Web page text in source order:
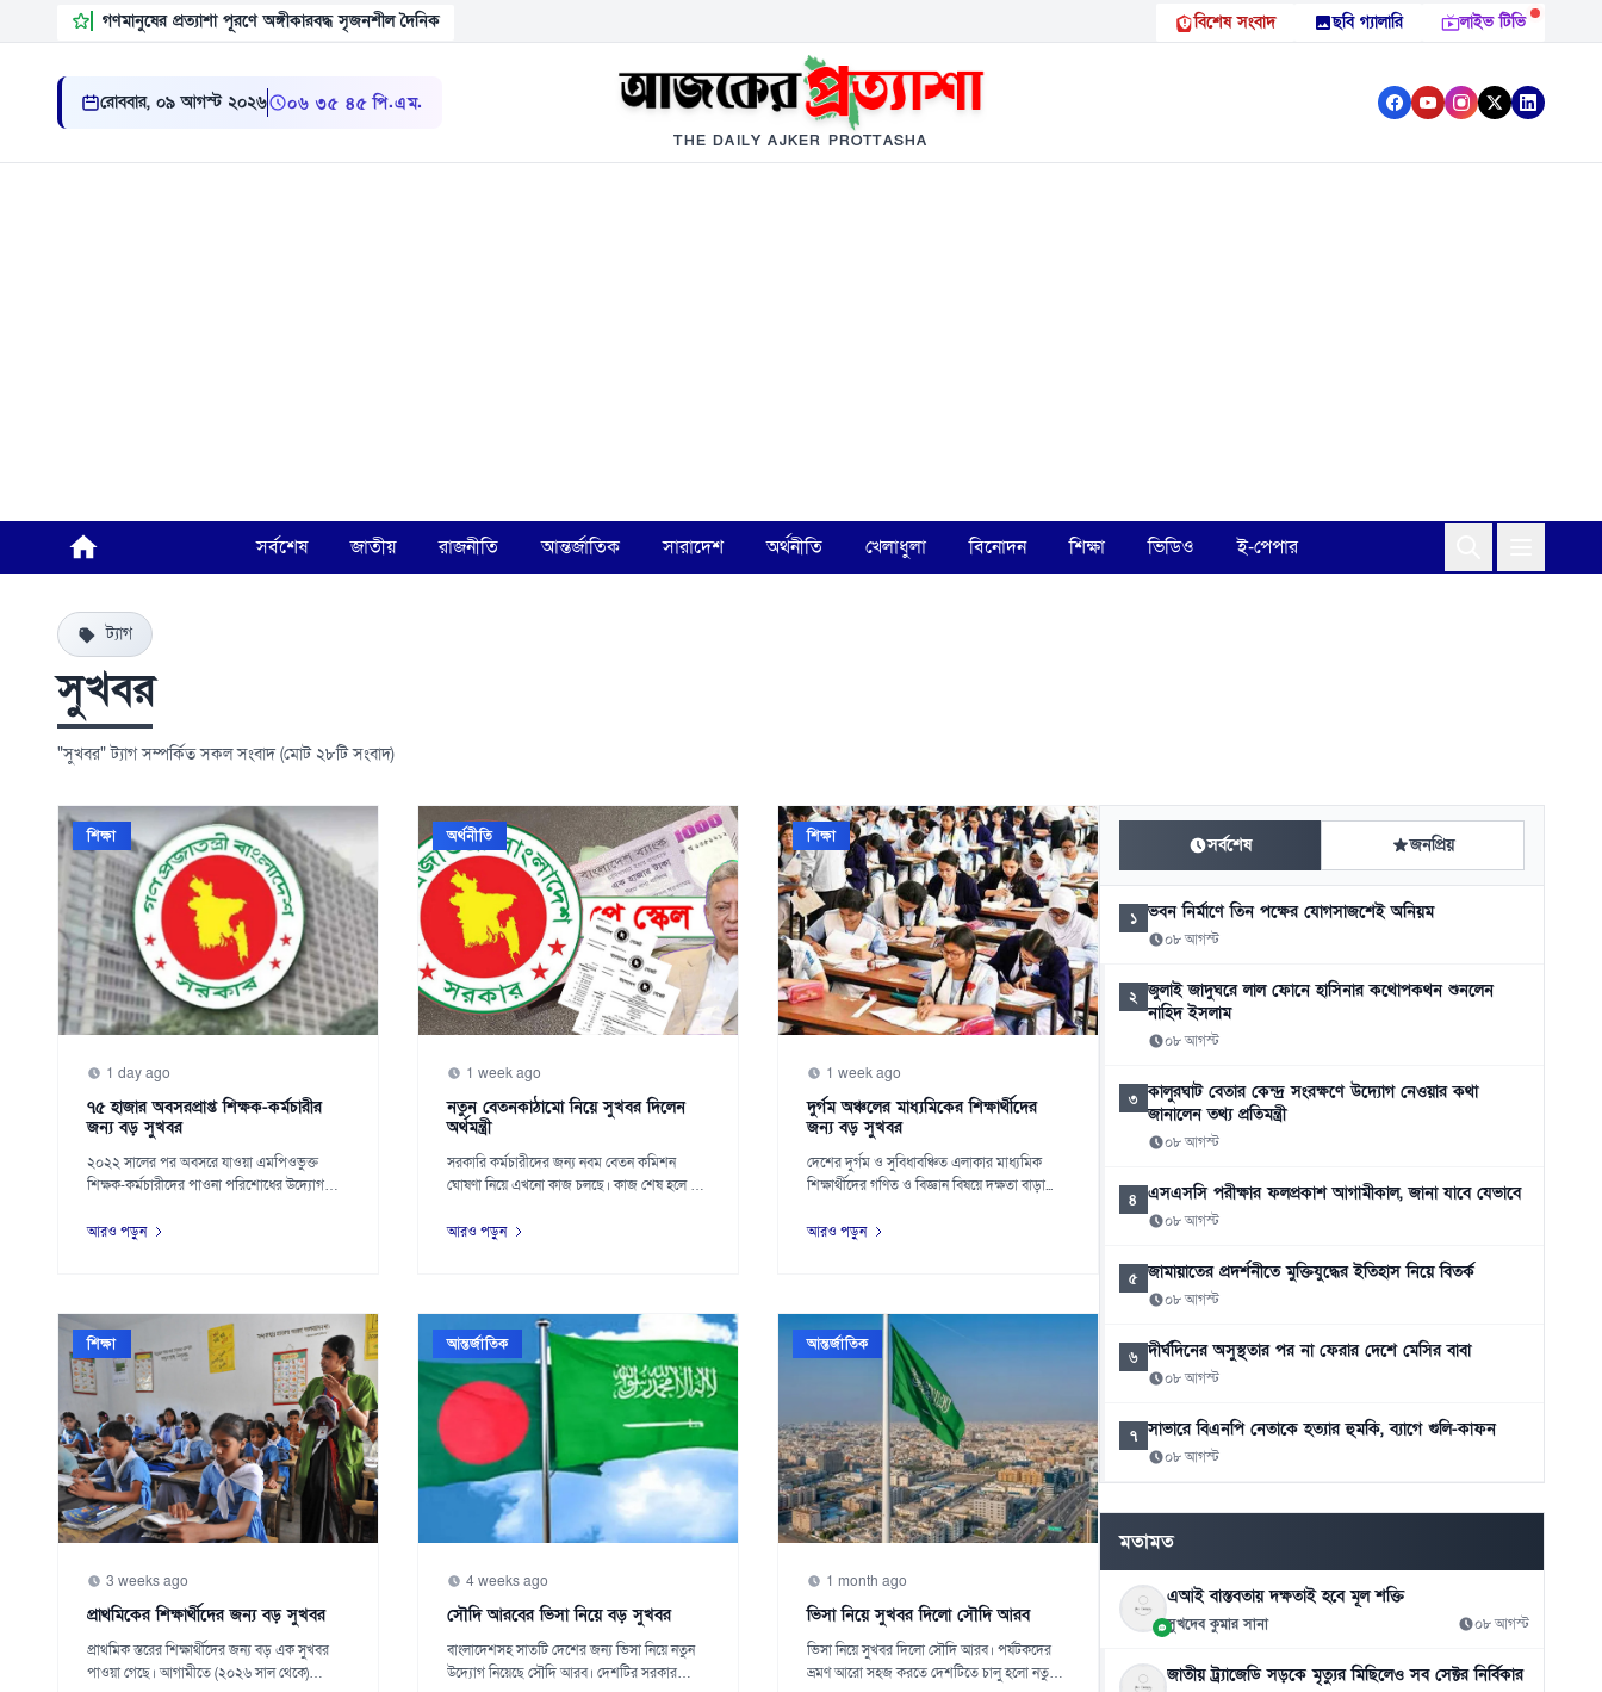
গণমানুষের প্রত্যাশা পূরণে অঙ্গীকারবদ্ধ সৃজনশীল দৈনিক বিশেষ সংবাদ ছবি গ্যালারি লাইভ টিভি
রোববার, ০৯ আগস্ট ২০২৬ ০৬:৩৫:৪৬ পি.এম.
THE DAILY AJKER PROTTASHA
সর্বশেষ জাতীয় রাজনীতি আন্তর্জাতিক সারাদেশ অর্থনীতি খেলাধুলা বিনোদন শিক্ষা ভিডিও ই-পেপার
ট্যাগ
সুখবর
"সুখবর" ট্যাগ সম্পর্কিত সকল সংবাদ (মোট ২৮টি সংবাদ)
শিক্ষা
1 day ago
৭৫ হাজার অবসরপ্রাপ্ত শিক্ষক-কর্মচারীর
জন্য বড় সুখবর
২০২২ সালের পর অবসরে যাওয়া এমপিওভুক্ত
শিক্ষক-কর্মচারীদের পাওনা পরিশোধের উদ্যোগ
আরও পড়ুন
অর্থনীতি
1 week ago
নতুন বেতনকাঠামো নিয়ে সুখবর দিলেন
অর্থমন্ত্রী
সরকারি কর্মচারীদের জন্য নবম বেতন কমিশন
ঘোষণা নিয়ে এখনো কাজ চলছে। কাজ শেষ হলে তা
আরও পড়ুন
শিক্ষা
1 week ago
দুর্গম অঞ্চলের মাধ্যমিকের শিক্ষার্থীদের
জন্য বড় সুখবর
দেশের দুর্গম ও সুবিধাবঞ্চিত এলাকার মাধ্যমিক
শিক্ষার্থীদের গণিত ও বিজ্ঞান বিষয়ে দক্ষতা বাড়া...
আরও পড়ুন
শিক্ষা
3 weeks ago
প্রাথমিকের শিক্ষার্থীদের জন্য বড় সুখবর
প্রাথমিক স্তরের শিক্ষার্থীদের জন্য বড় এক সুখবর
পাওয়া গেছে। আগামীতে (২০২৬ সাল থেকে)
আন্তর্জাতিক
4 weeks ago
সৌদি আরবের ভিসা নিয়ে বড় সুখবর
বাংলাদেশসহ সাতটি দেশের জন্য ভিসা নিয়ে নতুন
উদ্যোগ নিয়েছে সৌদি আরব। দেশটির সরকার
আন্তর্জাতিক
1 month ago
ভিসা নিয়ে সুখবর দিলো সৌদি আরব
ভিসা নিয়ে সুখবর দিলো সৌদি আরব। পর্যটকদের
ভ্রমণ আরো সহজ করতে দেশটিতে চালু হলো নতুন
সর্বশেষ জনপ্রিয়
১ ভবন নির্মাণে তিন পক্ষের যোগসাজশেই অনিয়ম
০৮ আগস্ট
২
জুলাই জাদুঘরে লাল ফোনে হাসিনার কথোপকথন শুনলেন
নাহিদ ইসলাম
০৮ আগস্ট
৩ কালুরঘাট বেতার কেন্দ্র সংরক্ষণে উদ্যোগ নেওয়ার কথা
জানালেন তথ্য প্রতিমন্ত্রী
০৮ আগস্ট
৪ এসএসসি পরীক্ষার ফলপ্রকাশ আগামীকাল, জানা যাবে যেভাবে
০৮ আগস্ট
৫ জামায়াতের প্রদর্শনীতে মুক্তিযুদ্ধের ইতিহাস নিয়ে বিতর্ক
০৮ আগস্ট
৬ দীর্ঘদিনের অসুস্থতার পর না ফেরার দেশে মেসির বাবা
০৮ আগস্ট
৭ সাভারে বিএনপি নেতাকে হত্যার হুমকি, ব্যাগে গুলি-কাফন
০৮ আগস্ট
৮ সাড়ে ৬ বছরে মোটরসাইকেল দুর্ঘটনায় নিহত ১৫৭১২
০৮ আগস্ট
মতামত
এআই বাস্তবতায় দক্ষতাই হবে মূল শক্তি
সুখদেব কুমার সানা ০৮ আগস্ট
জাতীয় ট্র্যাজেডি সড়কে মৃত্যুর মিছিলেও সব সেক্টর নির্বিকার